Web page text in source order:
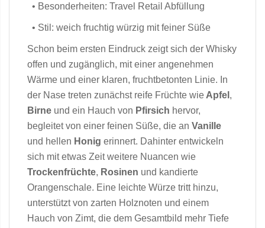
• Besonderheiten: Travel Retail Abfüllung
• Stil: weich fruchtig würzig mit feiner Süße
Schon beim ersten Eindruck zeigt sich der Whisky
offen und zugänglich, mit einer angenehmen
Wärme und einer klaren, fruchtbetonten Linie. In
der Nase treten zunächst reife Früchte wie Apfel ,
Birne und ein Hauch von Pfirsich hervor,
begleitet von einer feinen Süße, die an Vanille
und hellen Honig erinnert. Dahinter entwickeln
sich mit etwas Zeit weitere Nuancen wie
Trockenfrüchte, Rosinen und kandierte
Orangenschale. Eine leichte Würze tritt hinzu,
unterstützt von zarten Holznoten und einem
Hauch von Zimt, die dem Gesamtbild mehr Tiefe